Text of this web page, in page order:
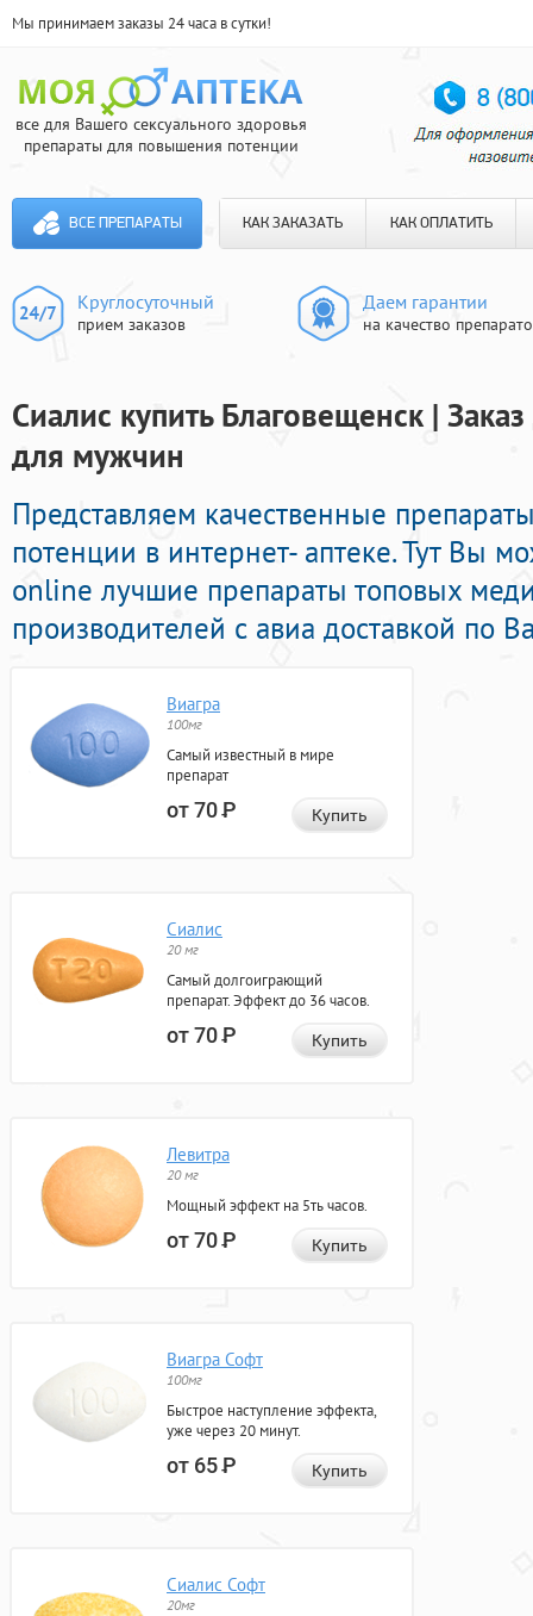
Мы принимаем заказы 24 часа в сутки!
все для Вашего сексуального здоровья
препараты для повышения потенции
ВСЕ ПРЕПАРАТЫ КАК ЗАКАЗАТЬ КАК ОПЛАТИТЬ
Круглосуточный
прием заказов
Даем гарантии
на качество
Сиалис купить Благовещенск |
для мужчин
Представляем качественные
потенции в интернет- аптеке. Тут Вы
online лучшие препараты топовых
производителей с авиа доставкой по
Виагра
100мг
Самый известный в мире
препарат
от 70Р Купить
Сиалис
20 мг
Самый долгоиграющий
препарат. Эффект до 36 часов.
от 70Р Купить
Левитра
20 мг
Мощный эффект на 5ть часов.
от 70Р Купить
Виагра Софт
100мг
Быстрое наступление эффекта,
уже через 20 минут.
от 65Р Купить
Сиалис Софт
20мг